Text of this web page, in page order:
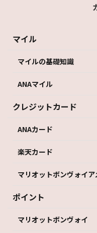
マイル
マイルの基礎知識
ANAマイル
クレジットカード
ANAカード
楽天カード
マリオットボンヴォイ
ポイント
マリオットボンヴォイ